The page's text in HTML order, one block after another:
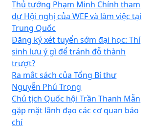
Thủ tướng Phạm Minh Chính tham
dự Hội nghị của WEF và làm việc tại
Trung Quốc
Đăng ký xét tuyển sớm đại học: Thí
sinh lưu ý gì để tránh đỗ thành
trượt?
Ra mắt sách của Tổng Bí thư
Nguyễn Phú Trọng
Chủ tịch Quốc hội Trần Thanh Mẫn
gặp mặt lãnh đạo các cơ quan báo
chí